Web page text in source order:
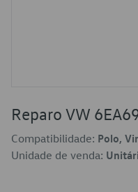
Reparo VW
Compatibilidade: Polo,
Unidade de venda: